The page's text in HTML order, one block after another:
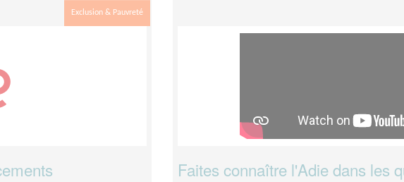
Exclusion & Pauvreté
Faites connaître l'Adie dans les